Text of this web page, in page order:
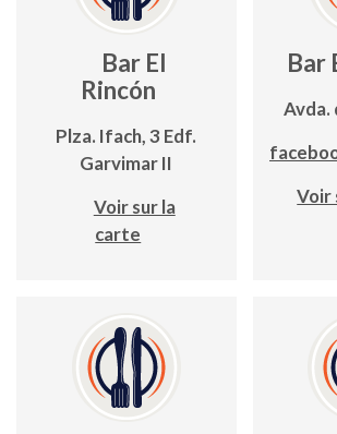
Bar El
Rincón
Plza. Ifach, 3 Edf.
Garvimar II
Voir sur la
carte
Bar
Avda.
Voir